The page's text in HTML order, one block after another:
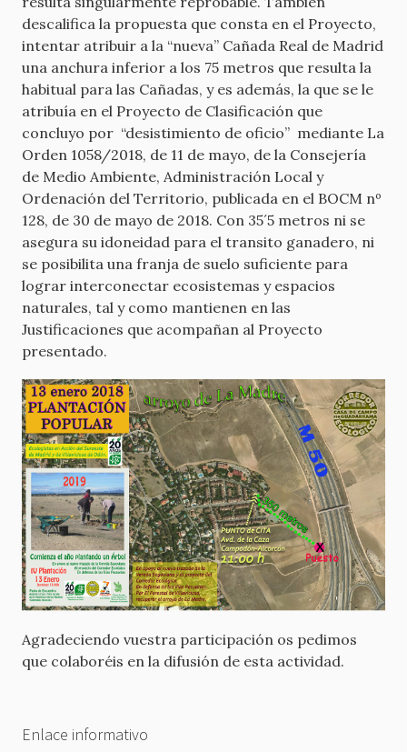
descalifica la propuesta que consta en el Proyecto,
intentar atribuir a la “nueva” Cañada Real de Madrid
una anchura inferior a los 75 metros que resulta la
habitual para las Cañadas, y es además, la que se le
atribuía en el Proyecto de Clasificación que
concluyo por “desistimiento de oficio” mediante La
Orden 1058/2018, de 11 de mayo, de la Consejería
de Medio Ambiente, Administración Local y
Ordenación del Territorio, publicada en el BOCM nº
128, de 30 de mayo de 2018. Con 35´5 metros ni se
asegura su idoneidad para el transito ganadero, ni
se posibilita una franja de suelo suficiente para
lograr interconectar ecosistemas y espacios
naturales, tal y como mantienen en las
Justificaciones que acompañan al Proyecto
presentado.
Agradeciendo vuestra participación os pedimos
que colaboréis en la difusión de esta actividad.
Enlace informativo